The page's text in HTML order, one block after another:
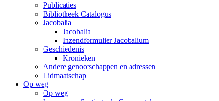
Publicaties
Bibliotheek Catalogus
Jacobalia
Jacobalia
Inzendformulier Jacobalium
Geschiedenis
Kronieken
Andere genootschappen en adressen
Lidmaatschap
Op weg
Op weg